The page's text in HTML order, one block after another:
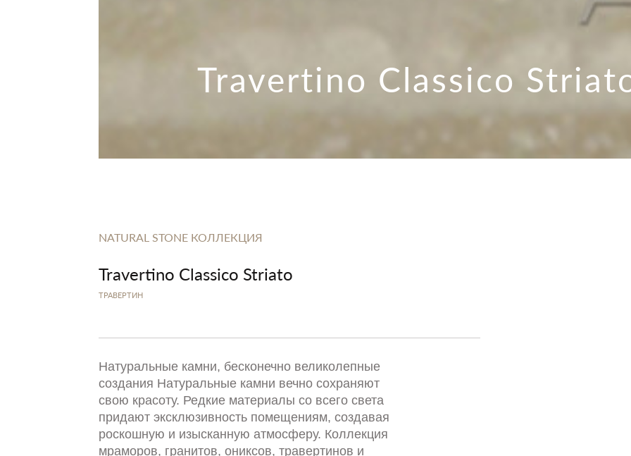
Travertino Classico
NATURAL STONE КОЛЛЕКЦИЯ
Travertino Classico Striato
ТРАВЕРТИН
Натуральные камни, бесконечно великолепные
создания Натуральные камни вечно сохраняют
свою красоту. Редкие материалы со всего света
придают эксклюзивность помещениям, создавая
роскошную и изысканную атмосферу. Коллекция
мраморов, гранитов, ониксов, травертинов и